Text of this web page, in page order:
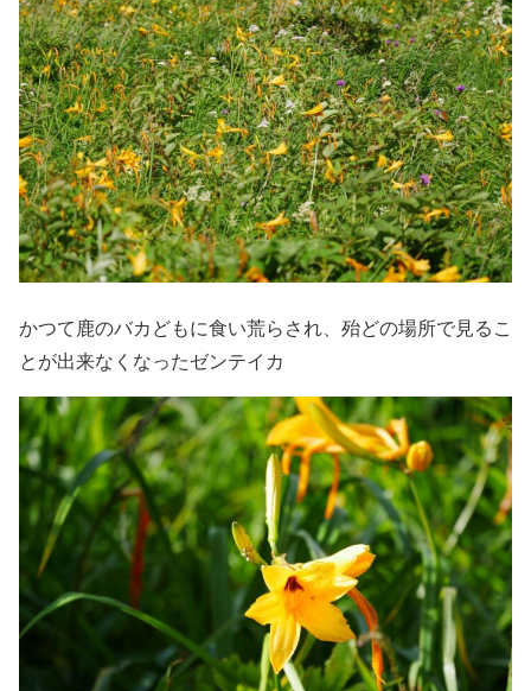
かつて鹿のバカどもに食い荒らされ、殆どの場所で見るこ
とが出来なくなったゼンテイカ